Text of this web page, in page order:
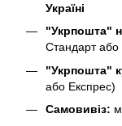
Україні
"Укрпошта"
Стандарт або
"Укрпошта"
або Експрес)
Самовивіз: